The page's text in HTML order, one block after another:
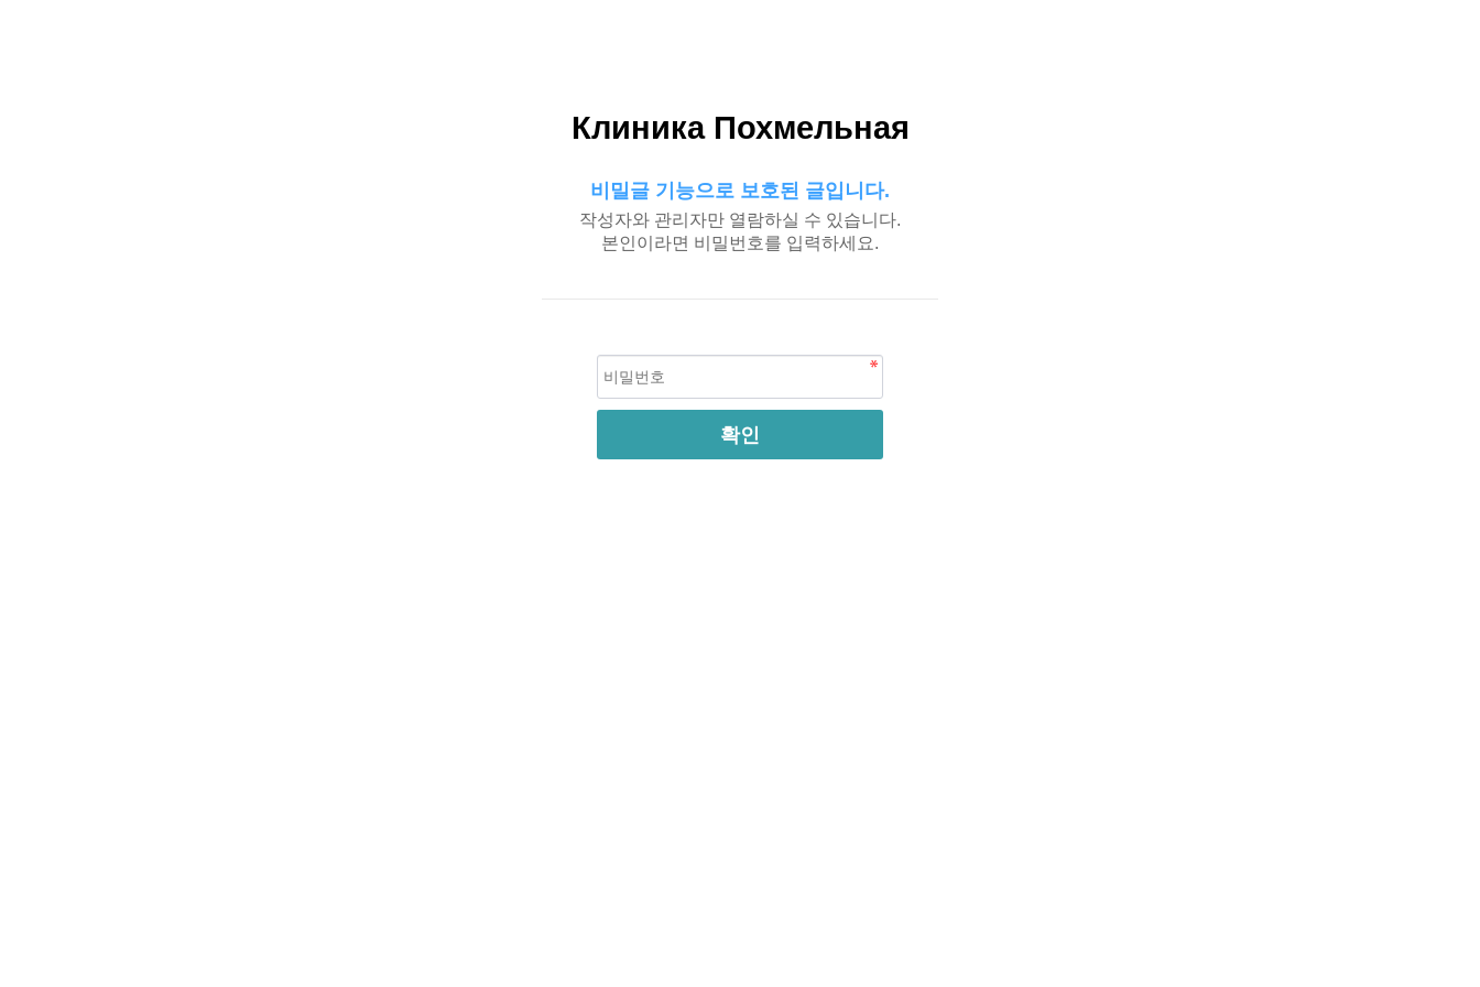
Клиника Похмельная
비밀글 기능으로 보호된 글입니다.
작성자와 관리자만 열람하실 수 있습니다.
본인이라면 비밀번호를 입력하세요.